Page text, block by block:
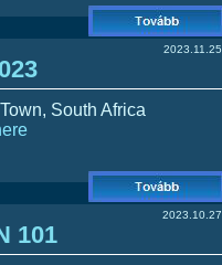
2023.11.25.
South Africa
2023.10.27.
101